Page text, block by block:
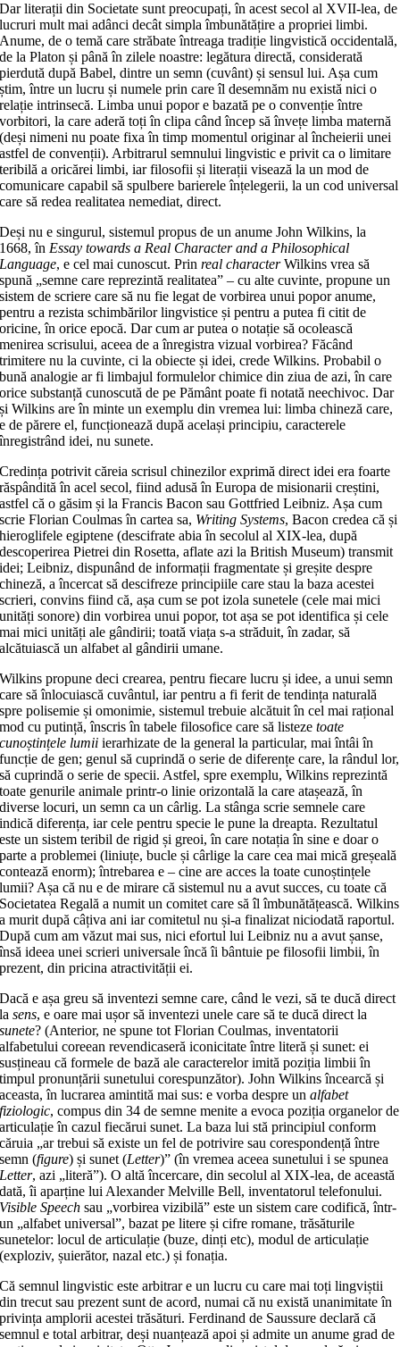
Dar literații din Societate sunt preocupați, în acest secol al XVII-lea, de
lucruri mult mai adânci decât simpla îmbunătățire a propriei limbi.
Anume, de o temă care străbate întreaga tradiție lingvistică occidentală,
de la Platon și până în zilele noastre: legătura directă, considerată
pierdută după Babel, dintre un semn (cuvânt) și sensul lui. Așa cum
știm, între un lucru și numele prin care îl desemnăm nu există nici o
relație intrinsecă. Limba unui popor e bazată pe o convenție între
vorbitori, la care aderă toți în clipa când încep să învețe limba maternă
(deși nimeni nu poate fixa în timp momentul originar al încheierii unei
astfel de convenții). Arbitrarul semnului lingvistic e privit ca o limitare
teribilă a oricărei limbi, iar filosofii și literații visează la un mod de
comunicare capabil să spulbere barierele înțelegerii, la un cod universal
care să redea realitatea nemediat, direct.
Deși nu e singurul, sistemul propus de un anume John Wilkins, la
1668, înEssay towards a Real Character and a Philosophical
Language, e cel mai cunoscut. Prinreal characterWilkins vrea să
spună „semne care reprezintă realitatea” – cu alte cuvinte, propune un
sistem de scriere care să nu fie legat de vorbirea unui popor anume,
pentru a rezista schimbărilor lingvistice și pentru a putea fi citit de
oricine, în orice epocă. Dar cum ar putea o notație să ocolească
menirea scrisului, aceea de a înregistra vizual vorbirea? Făcând
trimitere nu la cuvinte, ci la obiecte și idei, crede Wilkins. Probabil o
bună analogie ar fi limbajul formulelor chimice din ziua de azi, în care
orice substanță cunoscută de pe Pământ poate fi notată neechivoc. Dar
și Wilkins are în minte un exemplu din vremea lui: limba chineză care,
e de părere el, funcționează după același principiu, caracterele
înregistrând idei, nu sunete.
Credința potrivit căreia scrisul chinezilor exprimă direct idei era foarte
răspândită în acel secol, fiind adusă în Europa de misionarii creștini,
astfel că o găsim și la Francis Bacon sau Gottfried Leibniz. Așa cum
scrie Florian Coulmas în cartea sa, Writing Systems, Bacon credea că și
hieroglifele egiptene (descifrate abia în secolul al XIX-lea, după
descoperirea Pietrei din Rosetta, aflate azi la British Museum) transmit
idei; Leibniz, dispunând de informații fragmentate și greșite despre
chineză, a încercat să descifreze principiile care stau la baza acestei
scrieri, convins fiind că, așa cum se pot izola sunetele (cele mai mici
unități sonore) din vorbirea unui popor, tot așa se pot identifica și cele
mai mici unități ale gândirii; toată viața s-a străduit, în zadar, să
alcătuiască un alfabet al gândirii umane.
Wilkins propune deci crearea, pentru fiecare lucru și idee, a unui semn
care să înlocuiască cuvântul, iar pentru a fi ferit de tendința naturală
spre polisemie și omonimie, sistemul trebuie alcătuit în cel mai rațional
mod cu putință, înscris în tabele filosofice care să listezetoate
cunoștințele lumii ierarhizate de la general la particular, mai întâi în
funcție de gen; genul să cuprindă o serie de diferențe care, la rândul lor,
să cuprindă o serie de specii. Astfel, spre exemplu, Wilkins reprezintă
toate genurile animale printr-o linie orizontală la care atașează, în
diverse locuri, un semn ca un cârlig. La stânga scrie semnele care
indică diferența, iar cele pentru specie le pune la dreapta. Rezultatul
este un sistem teribil de rigid și greoi, în care notația în sine e doar o
parte a problemei (liniuțe, bucle și cârlige la care cea mai mică greșeală
contează enorm); întrebarea e – cine are acces la toate cunoștințele
lumii? Așa că nu e de mirare că sistemul nu a avut succes, cu toate că
Societatea Regală a numit un comitet care să îl îmbunătățească. Wilkins
a murit după câțiva ani iar comitetul nu și-a finalizat niciodată raportul.
După cum am văzut mai sus, nici efortul lui Leibniz nu a avut șanse,
însă ideea unei scrieri universale încă îi bântuie pe filosofii limbii, în
prezent, din pricina atractivității ei.
Dacă e așa greu să inventezi semne care, când le vezi, să te ducă direct
lasens, e oare mai ușor să inventezi unele care să te ducă direct la
sunete? (Anterior, ne spune tot Florian Coulmas, inventatorii
alfabetului coreean revendicaseră iconicitate între literă și sunet: ei
susțineau că formele de bază ale caracterelor imită poziția limbii în
timpul pronunțării sunetului corespunzător). John Wilkins încearcă și
aceasta, în lucrarea amintită mai sus: e vorba despre unalfabet
fiziologic, compus din 34 de semne menite a evoca poziția organelor de
articulație în cazul fiecărui sunet. La baza lui stă principiul conform
căruia „ar trebui să existe un fel de potrivire sau corespondență între
semn (figure) și sunet (Letter)” (în vremea aceea sunetului i se spunea
Letter, azi „literă”). O altă încercare, din secolul al XIX-lea, de această
dată, îi aparține lui Alexander Melville Bell, inventatorul telefonului.
Visible Speechsau „vorbirea vizibilă” este un sistem care codifică, într-
un „alfabet universal”, bazat pe litere și cifre romane, trăsăturile
sunetelor: locul de articulație (buze, dinți etc), modul de articulație
(exploziv, șuierător, nazal etc.) și fonația.
Că semnul lingvistic este arbitrar e un lucru cu care mai toți lingviștii
din trecut sau prezent sunt de acord, numai că nu există unanimitate în
privința amplorii acestei trăsături. Ferdinand de Saussure declară că
semnul e total arbitrar, deși nuanțează apoi și admite un anume grad de